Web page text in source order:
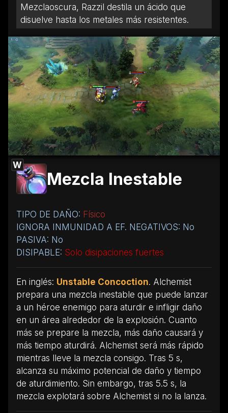
Mezclaoscura, Razzil destila un ácido que
disuelve hasta los metales más resistentes.
W
Mezcla Inestable
TIPO DE DAÑO: Físico
IGNORA INMUNIDAD A EF. NEGATIVOS: No
PASIVA: No
DISIPABLE: Solo disipaciones fuertes
En inglés: Unstable Concoction. Alchemist
prepara una mezcla inestable que puede lanzar
a un héroe enemigo para aturdir e infligir daño
en un área alrededor de la explosión. Cuanto
más se prepare la mezcla, más daño causará y
más tiempo aturdirá. Alchemist será más rápido
mientras lleve la mezcla consigo. Tras 5 s,
alcanza su máximo potencial de daño y tiempo
de aturdimiento. Sin embargo, tras 5.5 s, la
mezcla explotará sobre Alchemist si no la lanza.